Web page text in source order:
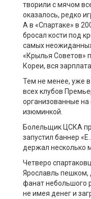
творили с мячом
оказалось, редко
А в «Спартаке» в
бросал кости под
самых
«Крылья Советов»
Кореи, вся
Тем не менее, уже
всех клубов
организованные на
изюминкой.
Болельщик ЦСКА
запустил баннер
держал несколько
Четверо
Ярославль пешком,
фанат небольшого
не имея денег и